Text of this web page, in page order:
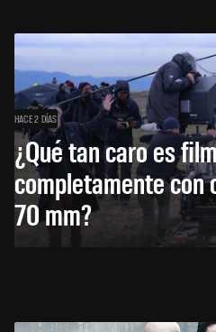
HACE 2 DÍAS
¿Qué tan caro es
completamente con
70 mm?